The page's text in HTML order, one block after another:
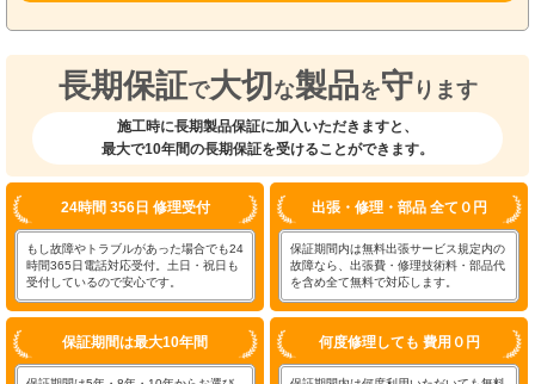
長期保証で大切 な製品を守 ります
施工時に長期製品保証に加入いただきますと、
最大で10年間の長期保証を受けることができます。
24時間 356日 修理受付
もし故障やトラブルがあった場合でも24
時間365日電話対応受付。土日・祝日も
受付しているので安心です。
出張・修理・部品 全て０円
保証期間内は無料出張サービス規定内の
故障なら、出張費・修理技術料・部品代
を含め全て無料で対応します。
保証期間は最大10年間 何度修理しても 費用０円